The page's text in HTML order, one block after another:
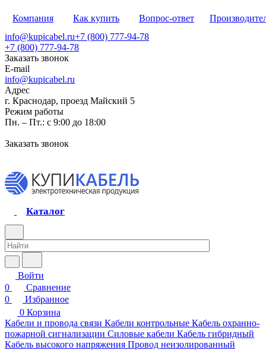
Компания Как купить Вопрос-ответ
info@kupicabel.ru+7 (800) 777-94-78
+7 (800) 777-94-78
Заказать звонок
E-mail
info@kupicabel.ru
Адрес
г. Краснодар, проезд Майский 5
Режим работы
Пн. – Пт.: с 9:00 до 18:00
Заказать звонок
Каталог
Войти
0
Сравнение
0
Избранное
0 Корзина
Кабели и провода связи Кабели контрольные Кабель охранно-
пожарной сигнализации Силовые кабели Кабель гибридный
Кабель высокого напряжения Провод неизолированный